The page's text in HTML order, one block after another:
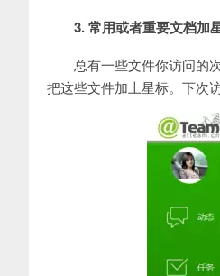
3. 常用或者重要文档加
总有一些文件你访问的
把这些文件加上星标。下次